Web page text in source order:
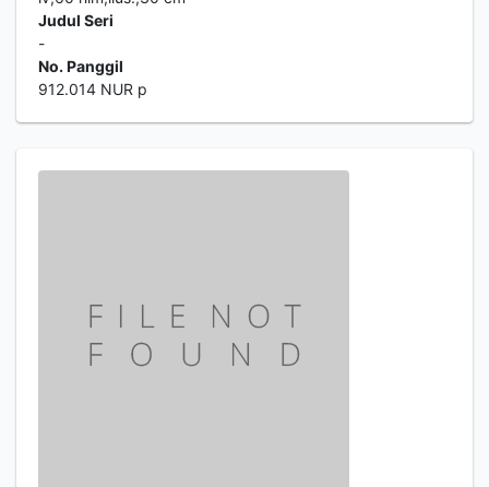
Judul Seri
-
No. Panggil
912.014 NUR p